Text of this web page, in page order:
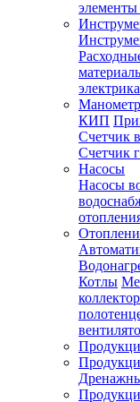
электрика
КИП
Счетчик
Счетчик
Насосы
Насосы
Котлы